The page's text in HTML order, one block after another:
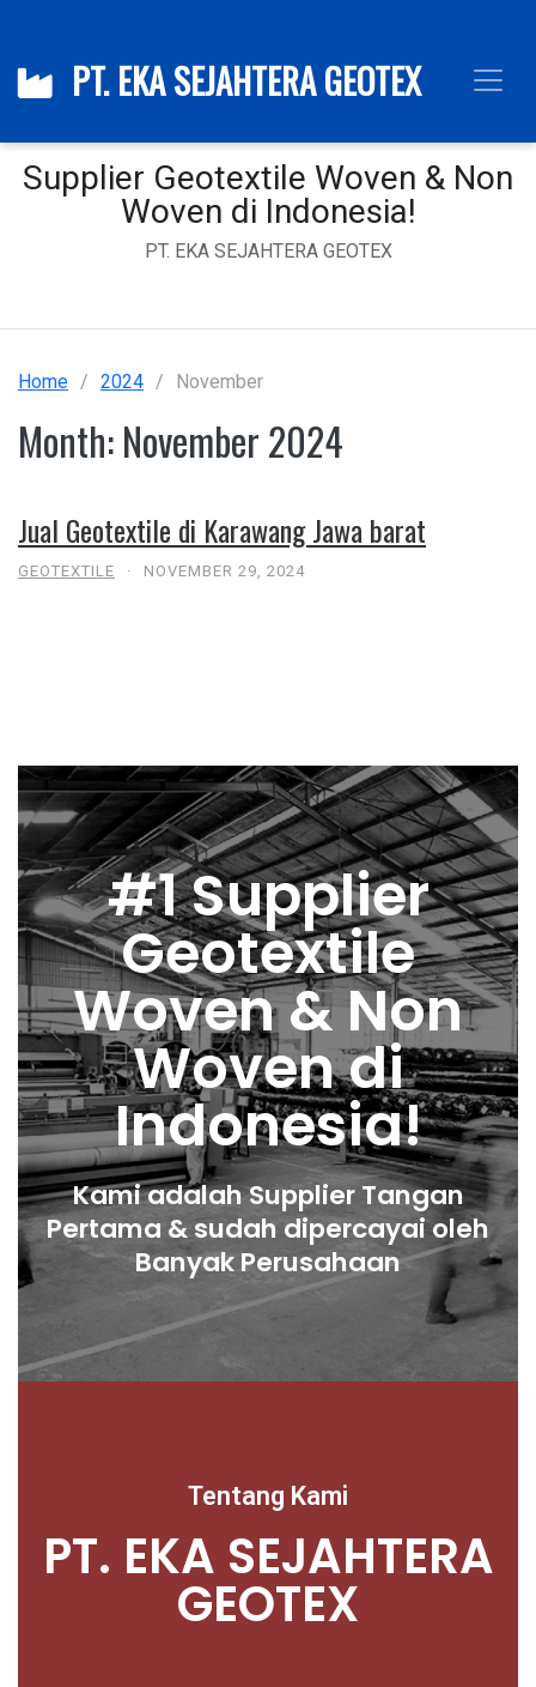
Supplier Geotextile Woven & Non
Woven di Indonesia!
PT. EKA SEJAHTERA GEOTEX
Home 2024 November
Month:November 2024
Jual Geotextile di Karawang Jawa barat
GEOTEXTILE · NOVEMBER 29, 2024
#1 Supplier
Geotextile
Woven & Non
Woven di
Indonesia!
Kami adalah Supplier Tangan
Pertama & sudah dipercayai oleh
Banyak Perusahaan
Tentang Kami
PT. EKA SEJAHTERA
GEOTEX
PT. EKA SEJAHTERA GEOTEX